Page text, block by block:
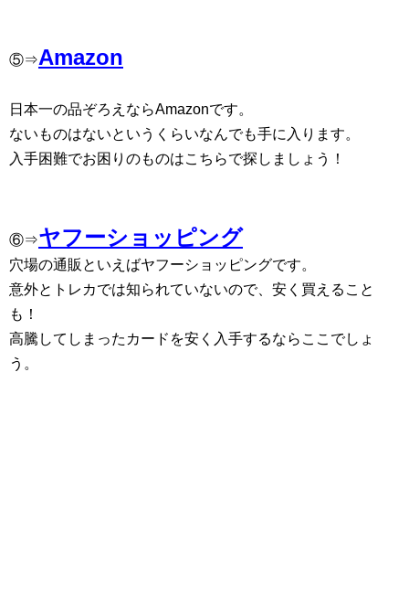
⑤⇒Amazon
日本一の品ぞろえならAmazonです。
ないものはないというくらいなんでも手に入ります。
入手困難でお困りのものはこちらで探しましょう！
⑥⇒ヤフーショッピング
穴場の通販といえばヤフーショッピングです。
意外とトレカでは知られていないので、安く買えること
も！
高騰してしまったカードを安く入手するならここでしょ
う。